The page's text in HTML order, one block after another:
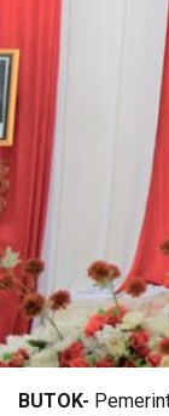
BUTOK-